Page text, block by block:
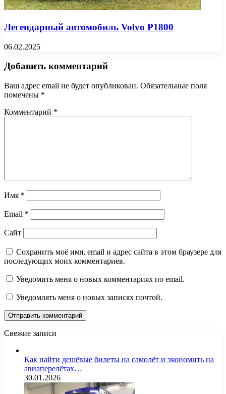
Легендарный автомобиль Volvo P1800
06.02.2025
Добавить комментарий
Ваш адрес email не будет опубликован. Обязательные поля
помечены *
Комментарий *
Имя *
Email *
Сайт
Сохранить моё имя, email и адрес сайта в этом браузере для
последующих моих комментариев.
Уведомить меня о новых комментариях по email.
Уведомлять меня о новых записях почтой.
Свежие записи
Как найти дешёвые билеты на самолёт и экономить на
авиаперелётах…
30.01.2026